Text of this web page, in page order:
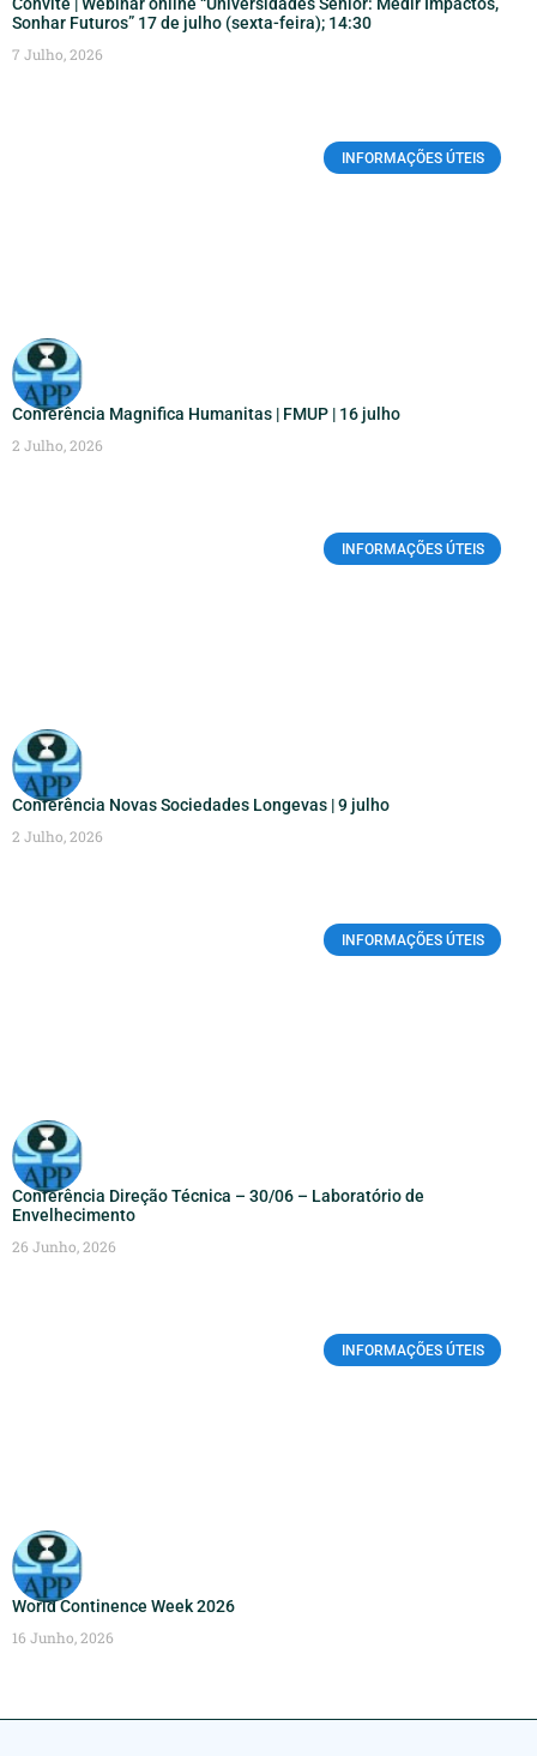
Convite | Webinar online “Universidades Sénior: Medir Impactos,
Sonhar Futuros” 17 de julho (sexta-feira); 14:30
7 Julho, 2026
INFORMAÇÕES ÚTEIS
Conferência Magnifica Humanitas | FMUP | 16 julho
2 Julho, 2026
INFORMAÇÕES ÚTEIS
Conferência Novas Sociedades Longevas | 9 julho
2 Julho, 2026
INFORMAÇÕES ÚTEIS
Conferência Direção Técnica – 30/06 – Laboratório de
Envelhecimento
26 Junho, 2026
INFORMAÇÕES ÚTEIS
World Continence Week 2026
16 Junho, 2026